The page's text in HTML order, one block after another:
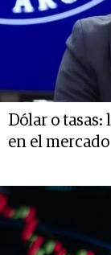
Dólar o tasas:
en el mercado